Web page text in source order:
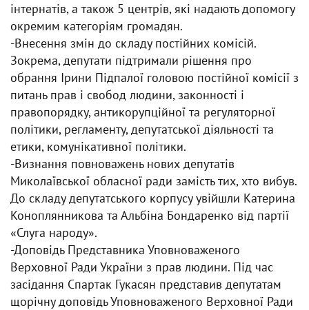
інтернатів, а також 5 центрів, які надають допомогу
окремим категоріям громадян.
-Внесення змін до складу постійних комісій.
Зокрема, депутати підтримали рішення про
обрання Ірини Підпалої головою постійної комісії з
питань прав і свобод людини, законності і
правопорядку, антикорупційної та регуляторної
політики, регламенту, депутатської діяльності та
етики, комунікативної політики.
-Визнання повноважень нових депутатів
Миколаївської обласної ради замість тих, хто вибув.
До складу депутатського корпусу увійшли Катерина
Коноплянникова та Альбіна Бондаренко від партії
«Слуга народу».
-Доповідь Представника Уповноваженого
Верховної Ради України з прав людини. Під час
засідання Спартак Гукасян представив депутатам
щорічну доповідь Уповноваженого Верховної Ради